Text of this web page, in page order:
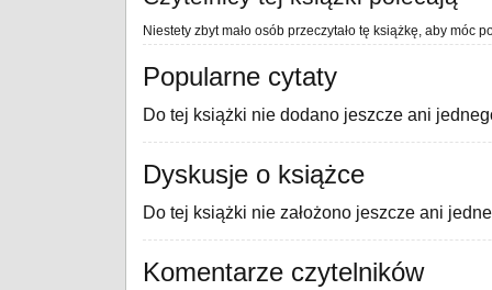
Niestety zbyt mało osób przeczytało tę książkę, aby móc
Popularne cytaty
Do tej książki nie dodano jeszcze ani
Dyskusje o książce
Do tej książki nie założono jeszcze ani
Komentarze czytelników